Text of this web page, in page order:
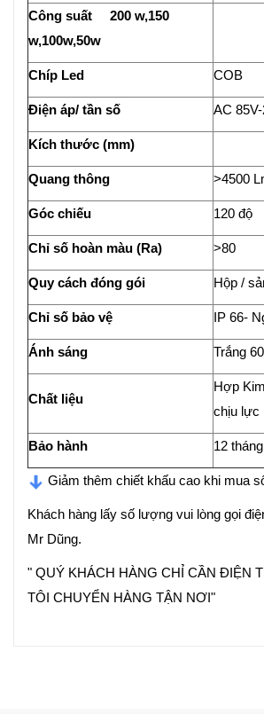
Công suất 200 w,150
w,100w,50w
Chíp Led COB
Điện áp/ tần số AC
Kích thước (mm)
Quang thông >4500
Góc chiếu 120 độ
Chỉ số hoàn màu (Ra) >80
Quy cách đóng gói Hộp /
Chỉ số bảo vệ IP 66-
Ánh sáng Trắng
Chất liệu
Hợp
chịu lực
Bảo hành 12 tháng
Giảm thêm chiết khấu cao khi mua
Khách hàng lấy số lượng vui lòng gọi
Mr Dũng.
" QUÝ KHÁCH HÀNG CHỈ CẦN ĐIỆN
TÔI CHUYỂN HÀNG TẬN NƠI"